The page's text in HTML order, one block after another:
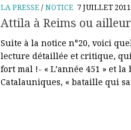
LA PRESSE /NOTICE 7 JUILLET 2011
Attila à Reims ou
Suite à la notice n°20, voici
lecture détaillée et critique,
fort mal !- « L’année 451 » et la
Catalauniques, « bataille qui